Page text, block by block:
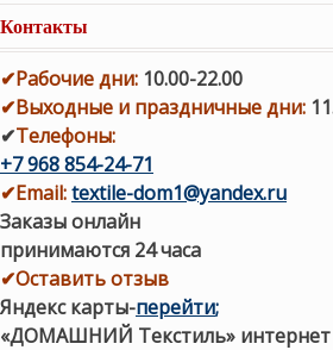
Контакты
✔Рабочие дни: 10.00-22.00
✔Выходные и праздничные дни:
✔Телефоны:
+7 968 854-24-71
✔Email:textile-dom1@yandex.ru
Заказы онлайн
принимаются 24 часа
✔Оставить отзыв
Яндекс карты-перейти;
«ДОМАШНИЙ Текстиль» интернет